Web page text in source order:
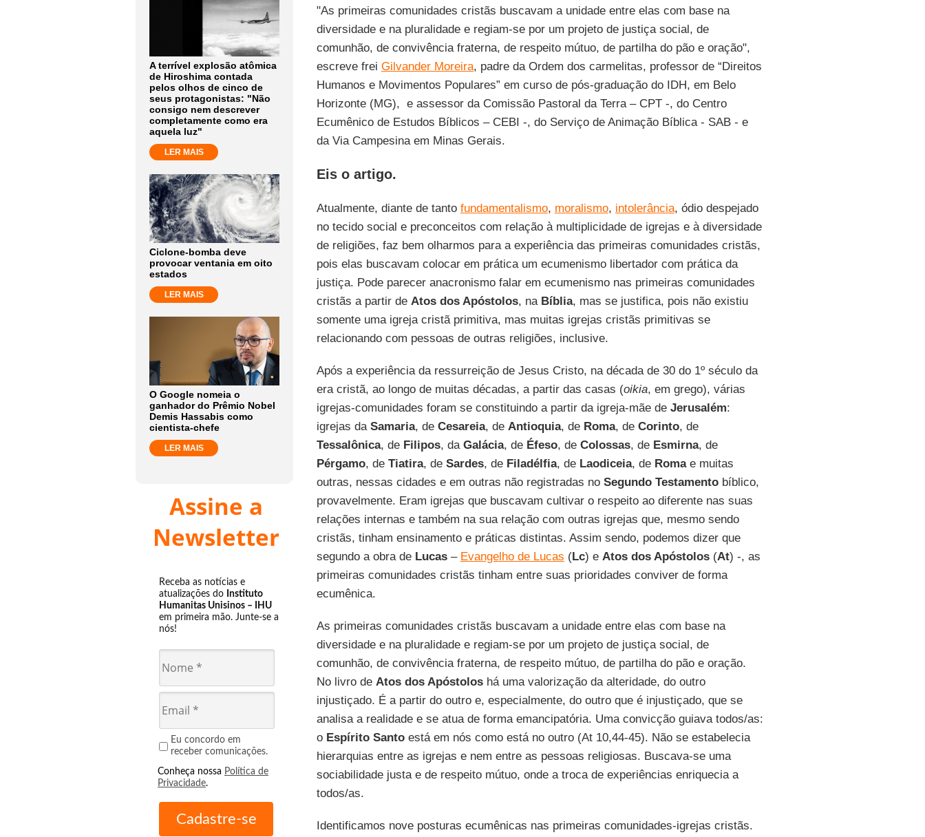
A terrível explosão atômica
de Hiroshima contada
pelos olhos de cinco de
seus protagonistas: "Não
consigo nem descrever
completamente como era
aquela luz"
LER MAIS
Ciclone-bomba deve
provocar ventania em oito
estados
LER MAIS
O Google nomeia o
ganhador do Prêmio Nobel
Demis Hassabis como
cientista-chefe
LER MAIS
Assine a
Newsletter
Receba as notícias e
atualizações do Instituto
Humanitas Unisinos – IHU
em primeira mão. Junte-se a
nós!
Eu concordo em
receber comunicações.
Conheça nossa Política de
Privacidade.
"As primeiras comunidades cristãs buscavam a unidade entre elas com base na
diversidade e na pluralidade e regiam-se por um projeto de justiça social, de
comunhão, de convivência fraterna, de respeito mútuo, de partilha do pão e oração",
escreve frei Gilvander Moreira, padre da Ordem dos carmelitas, professor de “Direitos
Humanos e Movimentos Populares” em curso de pós-graduação do IDH, em Belo
Horizonte (MG), e assessor da Comissão Pastoral da Terra – CPT -, do Centro
Ecumênico de Estudos Bíblicos – CEBI -, do Serviço de Animação Bíblica - SAB - e
da Via Campesina em Minas Gerais.
Eis o artigo.
Atualmente, diante de tanto fundamentalismo, moralismo, intolerância, ódio despejado
no tecido social e preconceitos com relação à multiplicidade de igrejas e à diversidade
de religiões, faz bem olharmos para a experiência das primeiras comunidades cristãs,
pois elas buscavam colocar em prática um ecumenismo libertador com prática da
justiça. Pode parecer anacronismo falar em ecumenismo nas primeiras comunidades
cristãs a partir de Atos dos Apóstolos, na Bíblia, mas se justifica, pois não existiu
somente uma igreja cristã primitiva, mas muitas igrejas cristãs primitivas se
relacionando com pessoas de outras religiões, inclusive.
Após a experiência da ressurreição de Jesus Cristo, na década de 30 do 1º século da
era cristã, ao longo de muitas décadas, a partir das casas (oikia, em grego), várias
igrejas-comunidades foram se constituindo a partir da igreja-mãe de Jerusalém:
igrejas da Samaria, de Cesareia, de Antioquia, de Roma, de Corinto, de
Tessalônica, de Filipos, da Galácia, de Éfeso, de Colossas, de Esmirna, de
Pérgamo, de Tiatira, de Sardes, de Filadélfia, de Laodiceia, de Romae muitas
outras, nessas cidades e em outras não registradas no Segundo Testamentobíblico,
provavelmente. Eram igrejas que buscavam cultivar o respeito ao diferente nas suas
relações internas e também na sua relação com outras igrejas que, mesmo sendo
cristãs, tinham ensinamento e práticas distintas. Assim sendo, podemos dizer que
segundo a obra de Lucas– Evangelho de Lucas (Lc) e Atos dos Apóstolos(At) -, as
primeiras comunidades cristãs tinham entre suas prioridades conviver de forma
ecumênica.
As primeiras comunidades cristãs buscavam a unidade entre elas com base na
diversidade e na pluralidade e regiam-se por um projeto de justiça social, de
comunhão, de convivência fraterna, de respeito mútuo, de partilha do pão e oração.
No livro de Atos dos Apóstoloshá uma valorização da alteridade, do outro
injustiçado. É a partir do outro e, especialmente, do outro que é injustiçado, que se
analisa a realidade e se atua de forma emancipatória. Uma convicção guiava todos/as:
o Espírito Santoestá em nós como está no outro (At 10,44-45). Não se estabelecia
hierarquias entre as igrejas e nem entre as pessoas religiosas. Buscava-se uma
sociabilidade justa e de respeito mútuo, onde a troca de experiências enriquecia a
todos/as.
Identificamos nove posturas ecumênicas nas primeiras comunidades-igrejas cristãs.